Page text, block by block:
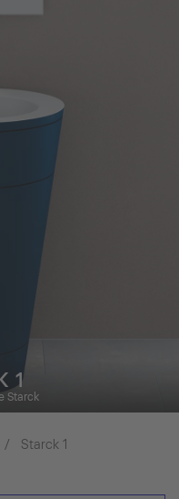
1
Starck
Starck 1